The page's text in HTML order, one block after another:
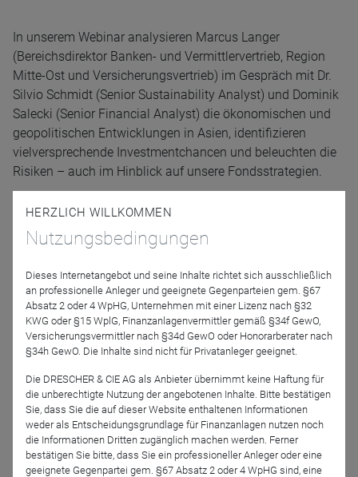
In unserem Webinar analysieren Marcus Langer
(Bereichsdirektor Banken- und Vermittlervertrieb, Region
Mitte-Ost und Versicherungsvertrieb) im Gespräch mit Dr.
Silvio Schmidt (Senior Sustainability Analyst) und Dominik
Salecki (Senior Financial Analyst) die ökonomischen und
geopolitischen Entwicklungen in Asien, identifizieren
vielversprechende Investmentchancen und beleuchten die
Risiken – auch im Hinblick auf unsere Fondsstrategien.
Erhalten Sie fundierte Einblicke und praxisnahe
Raum. Erfahren Sie in unserem Webinar, wie wir als
Investor Verantwortung leben und verstehen. Nutzen Sie
die Gelegenheit, um tiefgehende Informationen zu diesem
Thema zu erhalten und Ihre Fragen stellen zu können. Wir
freuen uns auf den Austausch mit Ihnen.
Referenten
HERZLICH WILLKOMMEN
Nutzungsbedingungen
Dieses Internetangebot und seine Inhalte richtet sich ausschließlich
an professionelle Anleger und geeignete Gegenparteien gem. §67
Absatz 2 oder 4 WpHG, Unternehmen mit einer Lizenz nach §32
KWG oder §15 WplG, Finanzanlagenvermittler gemäß §34f GewO,
Versicherungsvermittler nach §34d GewO oder Honorarberater nach
§34h GewO. Die Inhalte sind nicht für Privatanleger geeignet.
Die DRESCHER & CIE AG als Anbieter übernimmt keine Haftung für
die unberechtigte Nutzung der angebotenen Inhalte. Bitte bestätigen
Sie, dass Sie die auf dieser Website enthaltenen Informationen
weder als Entscheidungsgrundlage für Finanzanlagen nutzen noch
die Informationen Dritten zugänglich machen werden. Ferner
bestätigen Sie bitte, dass Sie ein professioneller Anleger oder eine
geeignete Gegenpartei gem. §67 Absatz 2 oder 4 WpHG sind, eine